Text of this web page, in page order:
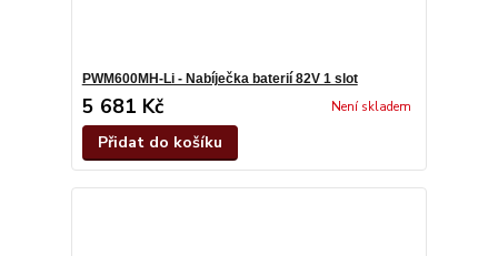
PWM600MH-Li - Nabíječka baterií 82V 1 slot
5 681 Kč Není skladem
Přidat do košíku